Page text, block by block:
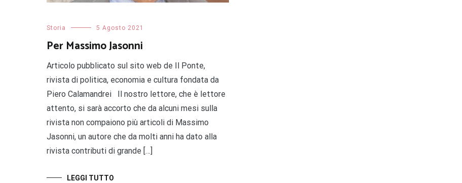
Storia 5 Agosto 2021
Per Massimo Jasonni
Articolo pubblicato sul sito web de Il Ponte,
rivista di politica, economia e cultura fondata da
Piero Calamandrei Il nostro lettore, che è lettore
attento, si sarà accorto che da alcuni mesi sulla
rivista non compaiono più articoli di Massimo
Jasonni, un autore che da molti anni ha dato alla
rivista contributi di grande […]
LEGGI TUTTO